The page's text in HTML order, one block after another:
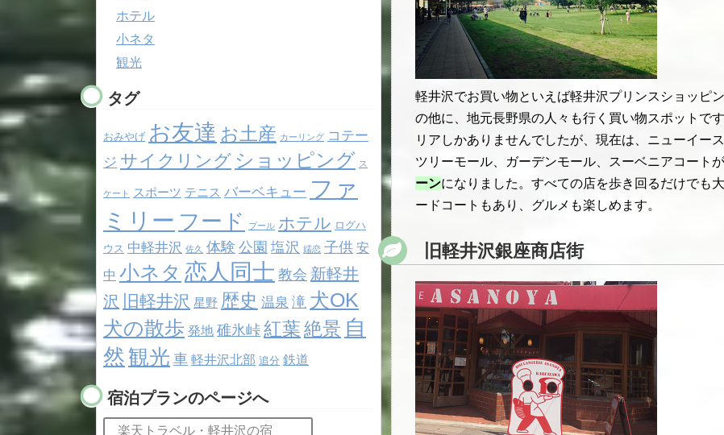
軽井沢でお買い物といえば軽井沢プリンスショッピ
の他に、地元長野県の人々も行く買い物スポットで
リアしかありませんでしたが、現在は、ニューイー
ツリーモール、ガーデンモール、スーベニアコートが
ーンになりました。すべての店を歩き回るだけでも
ードコートもあり、グルメも楽しめます。
旧軽井沢銀座商店街
ホテル
小ネタ
観光
タグ
おみやげ お友達 お土産 カーリング コテー
ジ サイクリング ショッピング ス
ケート スポーツ テニス バーベキュー ファ
ミリー フード プール ホテル ログハ
ウス 中軽井沢 佐久 体験 公園 塩沢 嬬恋 子供 安
中 小ネタ 恋人同士 教会 新軽井
沢
旧軽井沢 星野 歴史 温泉 滝 犬OK
犬の散歩 発地 碓氷峠 紅葉絶景 自
然 観光 車 軽井沢北部 追分 鉄道
宿泊プランのページへ
楽天トラベル・軽井沢の宿